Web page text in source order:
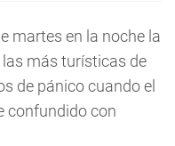
martes en la noche la
las más turísticas de
de pánico cuando el
confundido con